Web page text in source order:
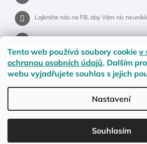
Tento web používá soubory cookie v
ochranou osobních údajů. Dalším
webu vyjadřujete souhlas s jejich
Nastavení
Souhlasím
LETNÍ DOPRAVA ZDARMA pro objednávky nad
Lajkněte nás na FB, aby Vám nic
Jak na vrácení
Obchodní podmínky Ochrana